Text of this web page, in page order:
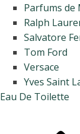
Parfums de
Ralph
Salvatore
Tom Ford
Versace
Yves Saint
Eau De Toilette